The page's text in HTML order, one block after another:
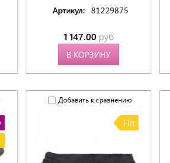
Артикул: 81229875
1 147.00 руб
В КОРЗИНУ
Добавить к сравнению
Hit